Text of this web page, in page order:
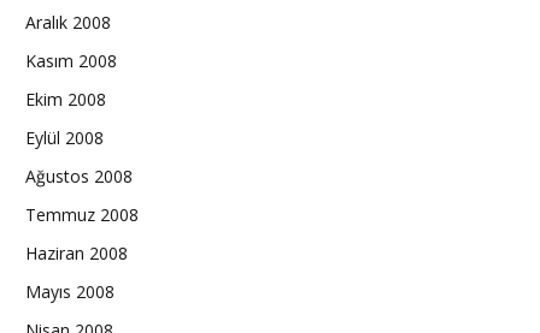
Aralık 2008
Kasım 2008
Ekim 2008
Eylül 2008
Ağustos 2008
Temmuz 2008
Haziran 2008
Mayıs 2008